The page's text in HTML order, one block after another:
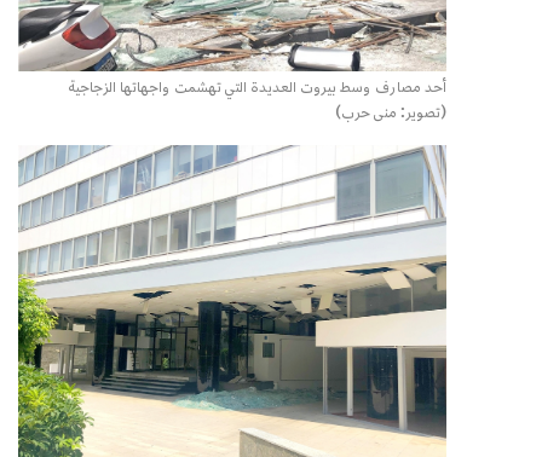
أحد مصارف وسط بيروت العديدة التي تهشمت واجهاتها الزجاجية
(تصوير: منى حرب)